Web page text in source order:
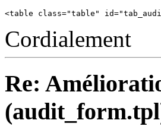
<table class="table"
Cordialement
Re: